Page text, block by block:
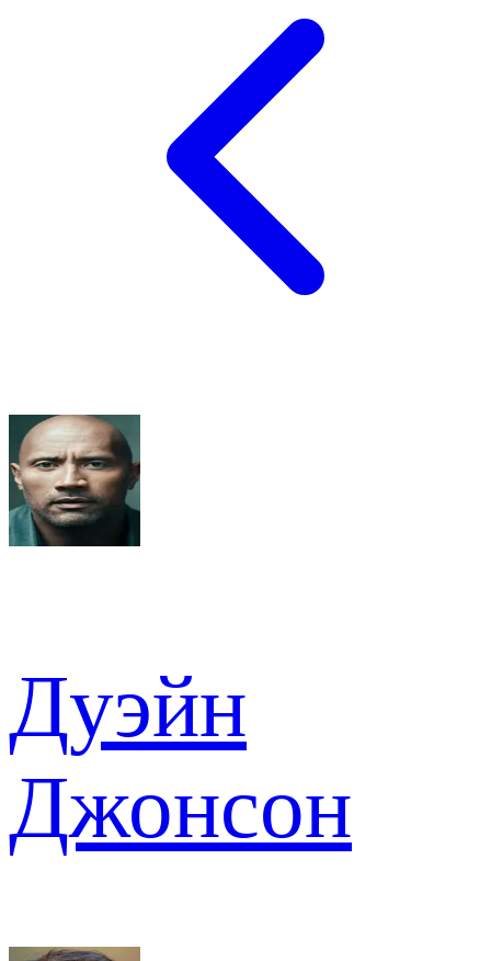
Дуэйн
Джонсон